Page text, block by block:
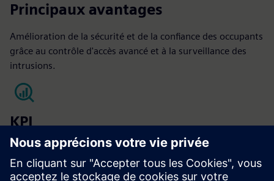
Principaux avantages
Amélioration de la sécurité et de la confiance des occupants
grâce au contrôle d'accès avancé et à la surveillance des
intrusions.
KPI
Taux d'incidents
Temps de réponse à l'incident